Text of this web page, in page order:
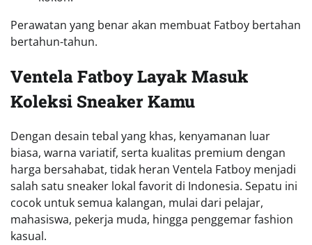
Perawatan yang benar akan membuat Fatboy bertahan
bertahun-tahun.
Ventela Fatboy Layak Masuk
Koleksi Sneaker Kamu
Dengan desain tebal yang khas, kenyamanan luar
biasa, warna variatif, serta kualitas premium dengan
harga bersahabat, tidak heran Ventela Fatboy menjadi
salah satu sneaker lokal favorit di Indonesia. Sepatu ini
cocok untuk semua kalangan, mulai dari pelajar,
mahasiswa, pekerja muda, hingga penggemar fashion
kasual.